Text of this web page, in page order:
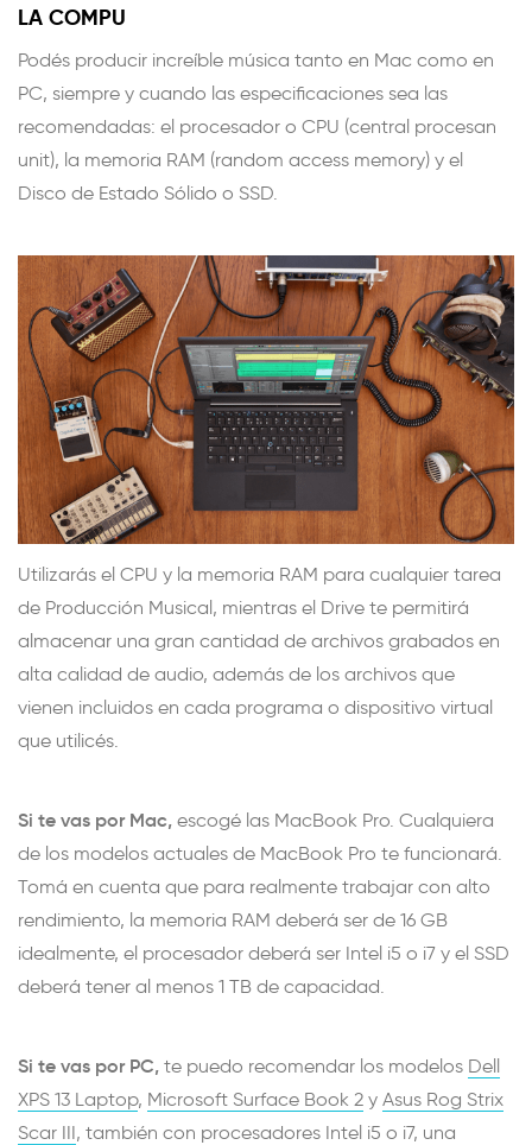
LA COMPU
Podés producir increíble música tanto en Mac como en
PC, siempre y cuando las especificaciones sea las
recomendadas: el procesador o CPU (central procesan
unit), la memoria RAM (random access memory) y el
Disco de Estado Sólido o SSD.
Utilizarás el CPU y la memoria RAM para cualquier tarea
de Producción Musical, mientras el Drive te permitirá
almacenar una gran cantidad de archivos grabados en
alta calidad de audio, además de los archivos que
vienen incluidos en cada programa o dispositivo virtual
que utilicés.
Si te vas por Mac, escogé las MacBook Pro. Cualquiera
de los modelos actuales de MacBook Pro te funcionará.
Tomá en cuenta que para realmente trabajar con alto
rendimiento, la memoria RAM deberá ser de 16 GB
idealmente, el procesador deberá ser Intel i5 o i7 y el SSD
deberá tener al menos 1 TB de capacidad.
Si te vas por PC, te puedo recomendar los modelos Dell
XPS 13 Laptop, Microsoft Surface Book 2 y Asus Rog Strix
Scar III, también con procesadores Intel i5 o i7, una